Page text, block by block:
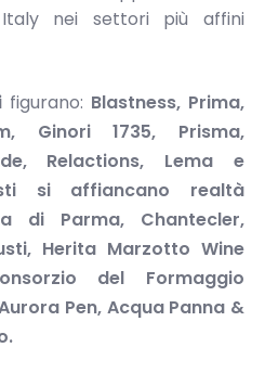
nei settori più affini
figurano: Blastness, Prima,
Ginori 1735, Prisma,
Relactions, Lema e
si affiancano realtà
di Parma, Chantecler,
Herita Marzotto Wine
del Formaggio
Pen, Acqua Panna &